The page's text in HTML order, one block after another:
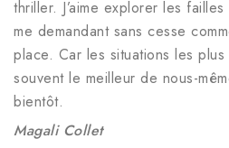
thriller. J’aime explorer les
me demandant sans cesse
place. Car les situations les
souvent le meilleur de nous-
bientôt.
Magali Collet